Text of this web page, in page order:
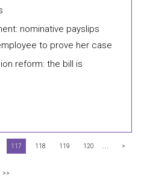
nominative payslips
to prove her case
reform: the bill is
117 118 119 120 ... >
>>